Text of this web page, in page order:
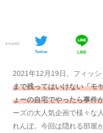
SHARE
Twitter LINE
2021年12月19日、フィッ
まで残ってはいけない「モ
ょーの自宅でやったら事件
ーズの大人気企画で様々な
れんぼ。今回は隠れる部屋